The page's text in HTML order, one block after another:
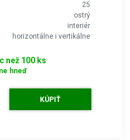
25
ostrý
interiér
horizontálne i vertikálne
než 100 ks
hneď
KÚPIŤ